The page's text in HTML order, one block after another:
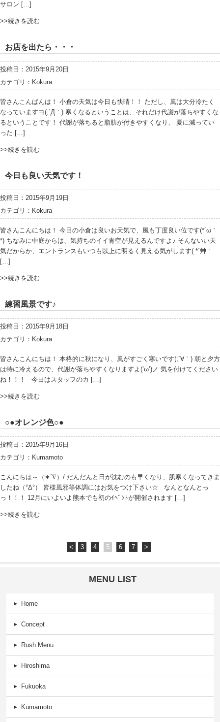
サロン […]
>>続きを読む
お店を出たら・・・
投稿日：2015年9月20日
カテゴリ： Kokura
皆さんこんばんは！ 小倉の天気は今日も快晴！！ ただし、風は大分冷たく
なっていますヨ(;´Д｀) 寒くなるということは、それだけ代謝が落ちやすくな
るということです！ 代謝が落ちると脂肪が付きやすくなり、 夏に減ってい
った […]
>>続きを読む
今日も良い天気です！
投稿日：2015年9月19日
カテゴリ： Kokura
皆さんこんにちは！ 今日の小倉は良いお天気で、風も丁度良い位です(*´ω｀
*) ちなみに中庭からは、気持ちのイイ青空が見えるんですよ♪ そんないい天
気だからか、エントランスもいつも以上に明るく見える気がします( *´艸｀
[…]
>>続きを読む
練習風景です♪
投稿日：2015年9月18日
カテゴリ： Kokura
皆さんこんにちは！ 本格的に秋になり、風がすごく寒いです(;´∀｀) 朝と夕方
は特に冷えるので、代謝が落ちやすくなりますよ(‘ω’)ノ 気を付けてください
ね！！！ 今日はスタッフのカ […]
>>続きを読む
○●オレンジ色○●
投稿日：2015年9月16日
カテゴリ： Kumamoto
こんにちは～（∗´∇）/ だんだんと日が沈むのも早くなり、肌寒くなってきま
したね（°Δ°） 皆様風邪等体調にはお気をつけ下さい☆ なんとなんとっ
っ！！！ 12月にいよいよ熊本でも初のｲﾍﾞﾝﾄが開催されます […]
>>続きを読む
< 3 4 5 6 7 >
MENU LIST
Home
Concept
Rush Menu
Hiroshima
Fukuoka
Kumamoto